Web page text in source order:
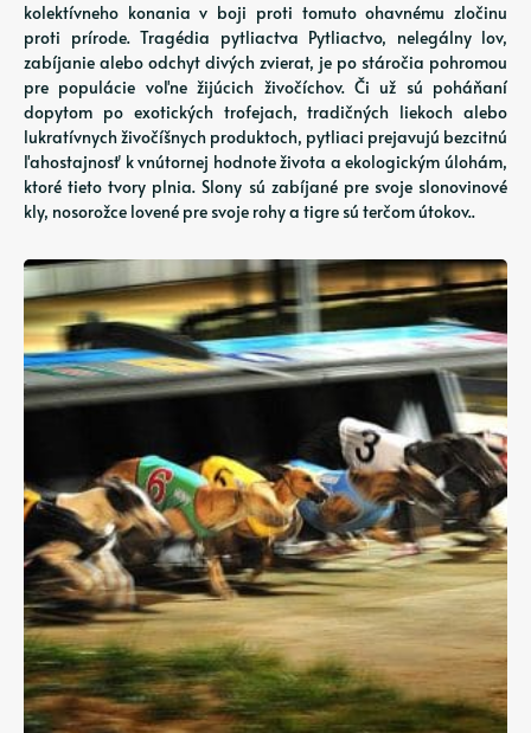
kolektívneho konania v boji proti tomuto ohavnému zločinu
proti prírode. Tragédia pytliactva Pytliactvo, nelegálny lov,
zabíjanie alebo odchyt divých zvierat, je po stáročia pohromou
pre populácie voľne žijúcich živočíchov. Či už sú poháňaní
dopytom po exotických trofejach, tradičných liekoch alebo
lukratívnych živočíšnych produktoch, pytliaci prejavujú bezcitnú
ľahostajnosť k vnútornej hodnote života a ekologickým úlohám,
ktoré tieto tvory plnia. Slony sú zabíjané pre svoje slonovinové
kly, nosorožce lovené pre svoje rohy a tigre sú terčom útokov..